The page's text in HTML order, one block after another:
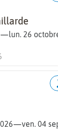
—lun. 26
—ven. 04